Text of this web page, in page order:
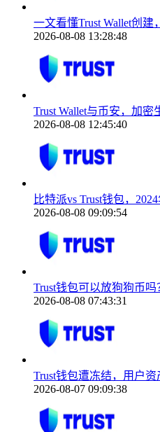
一文看懂Trust Wallet创
2026-08-08 13:28:48
Trust Wallet与币安，加
2026-08-08 12:45:40
比特派vs Trust钱包，
2026-08-08 09:09:54
Trust钱包可以放狗狗币
2026-08-08 07:43:31
Trust钱包遭冻结，用户
2026-08-07 09:09:38